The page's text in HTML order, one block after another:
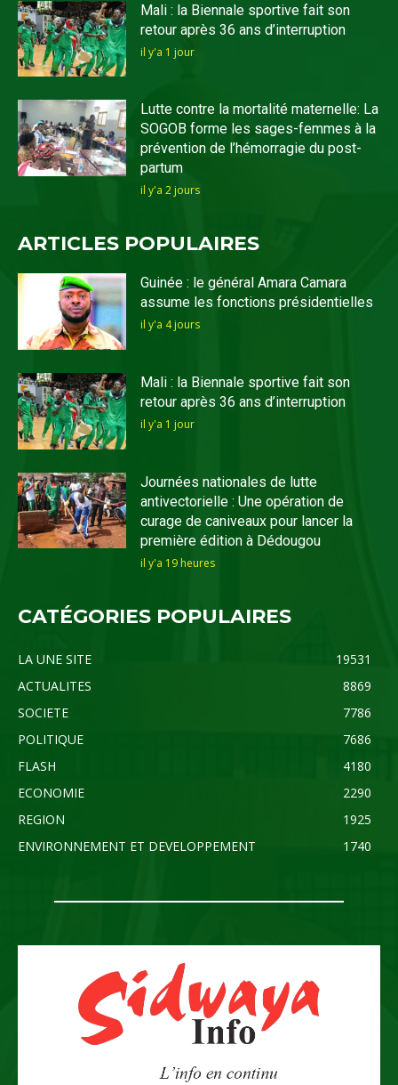
Mali : la Biennale sportive fait son
retour après 36 ans d’interruption
il y'a 1 jour
Lutte contre la mortalité maternelle: La
SOGOB forme les sages-femmes à la
prévention de l’hémorragie du post-
partum
il y'a 2 jours
ARTICLES POPULAIRES
Guinée : le général Amara Camara
assume les fonctions présidentielles
il y'a 4 jours
Mali : la Biennale sportive fait son
retour après 36 ans d’interruption
il y'a 1 jour
Journées nationales de lutte
antivectorielle : Une opération de
curage de caniveaux pour lancer la
première édition à Dédougou
il y'a 19 heures
CATÉGORIES POPULAIRES
LA UNE SITE
19531
ACTUALITES
8869
SOCIETE
7786
POLITIQUE
7686
FLASH
4180
ECONOMIE
2290
REGION
1925
ENVIRONNEMENT ET DEVELOPPEMENT
1740